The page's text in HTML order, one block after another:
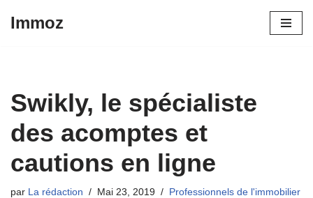
Immoz
Swikly, le spécialiste
des acomptes et
cautions en ligne
par La rédaction Mai 23, 2019 Professionnels de l'immobilier